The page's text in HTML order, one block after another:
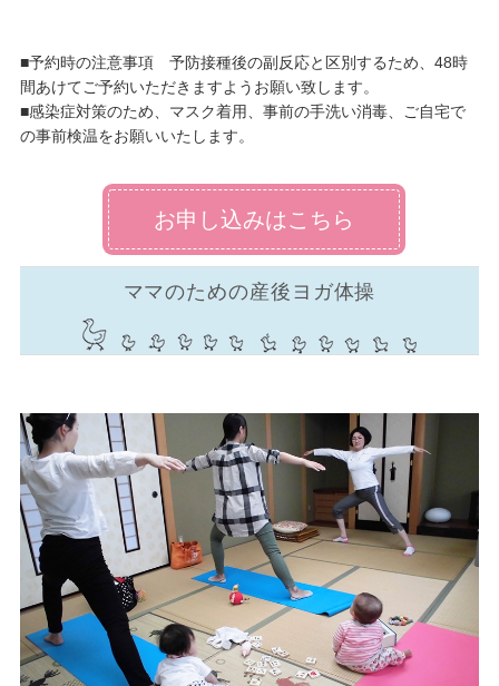
■予約時の注意事項 予防接種後の副反応と区別するため、48時
間あけてご予約いただきますようお願い致します。
■感染症対策のため、マスク着用、事前の手洗い消毒、ご自宅で
の事前検温をお願いいたします。
お申し込みはこちら
ママのための産後ヨガ体操